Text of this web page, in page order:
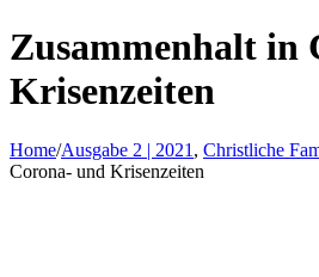
Zusammenhalt in
Krisenzeiten
Home/Ausgabe 2 | 2021 , Christliche
Corona- und Krisenzeiten